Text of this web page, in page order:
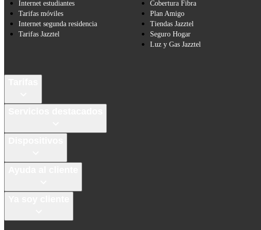
Internet estudiantes
Tarifas móviles
Internet segunda residencia
Tarifas Jazztel
Cobertura Fibra
Plan Amigo
Tiendas Jazztel
Seguro Hogar
Luz y Gas Jazztel